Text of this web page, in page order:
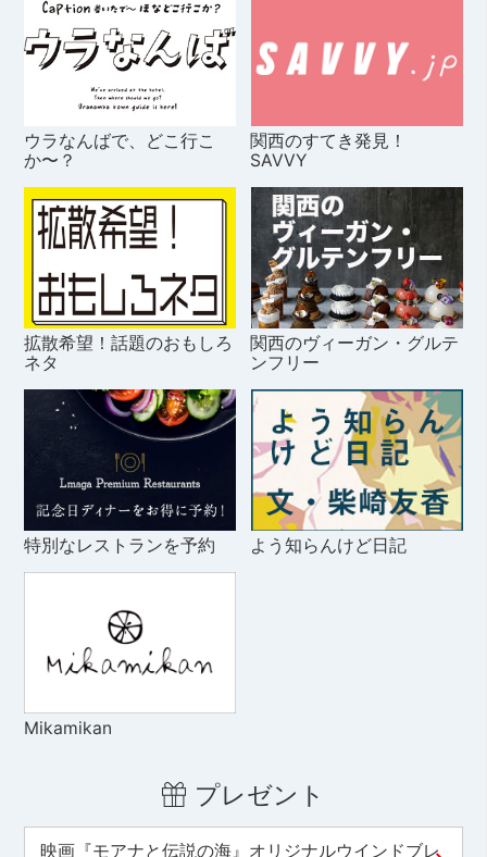
ウラなんばで、どこ行こ
か〜？
関西のすてき発見！
SAVVY
拡散希望！話題のおもしろ
ネタ
関西のヴィーガン・グルテ
ンフリー
特別なレストランを予約 よう知らんけど日記
Mikamikan
プレゼント
映画『モアナと伝説の海』オリジナルウインドブレ